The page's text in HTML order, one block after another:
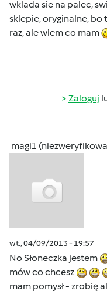
wklada sie na palec,
sklepie, oryginalne, bo
raz, ale wiem co mam
Zaloguj
magi1
wt., 04/09/2013 - 19:57
No Słoneczka jestem
mów co chcesz
mam pomysł - zrobię